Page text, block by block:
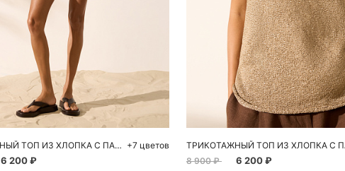
Добавить в корзину
S
ТРИКОТАЖНЫЙ ТОП ИЗ ХЛОПКА С ПАЙЕТКАМИ
6 200 ₽
+7 цветов
Добавить в корзину
XS S M
8 900 ₽
6 200 ₽